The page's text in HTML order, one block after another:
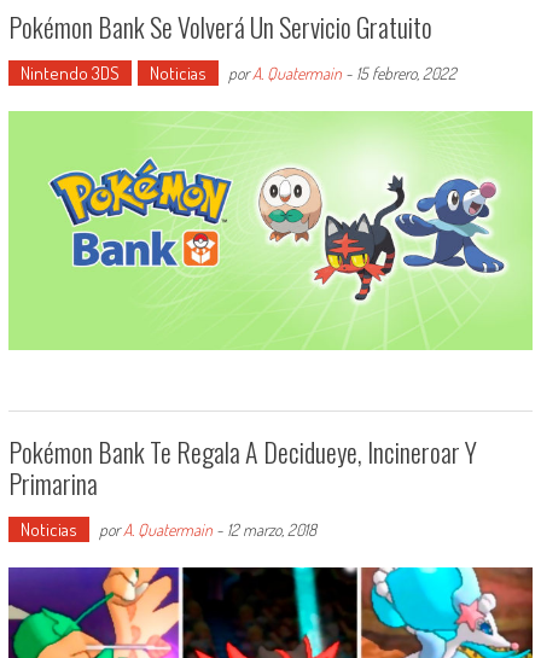
Pokémon Bank Se Volverá Un Servicio Gratuito
Nintendo 3DS Noticias porA. Quatermain- 15 febrero, 2022
Pokémon Bank Te Regala A Decidueye, Incineroar Y
Primarina
Noticias porA. Quatermain- 12 marzo, 2018